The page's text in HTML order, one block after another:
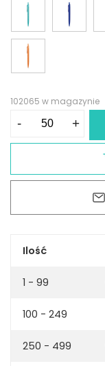
102065 w magazynie
-
środowiska
z
pszenicy
ABS
Jasny
+
Ilość
1 - 99
100 - 249
250 - 499